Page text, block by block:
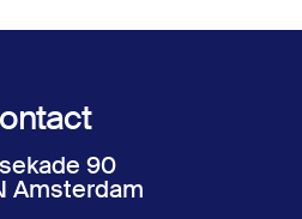
90
Amsterdam